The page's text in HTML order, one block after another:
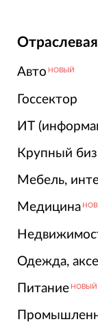
Авто НОВЫЙ
Госсектор
ИТ
Крупный
Мебель,
Медицина
Одежда,
Питание НОВЫЙ